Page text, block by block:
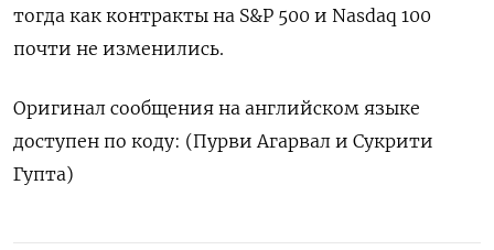
тогда как контракты на S&P 500 и Nasdaq 100
почти не изменились.
Оригинал сообщения на английском языке
доступен по коду: (Пурви Агарвал и Сукрити
Гупта)